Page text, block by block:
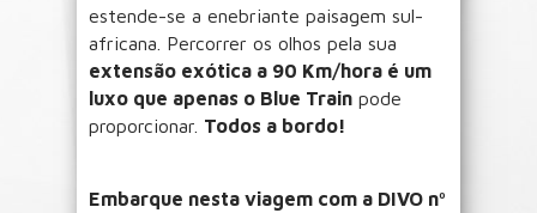
estende-se a enebriante paisagem sul-
africana. Percorrer os olhos pela sua
extensão exótica a 90 Km/hora é um
luxo que apenas o Blue Train pode
proporcionar. Todos a bordo!
Embarque nesta viagem com a DIVO nº